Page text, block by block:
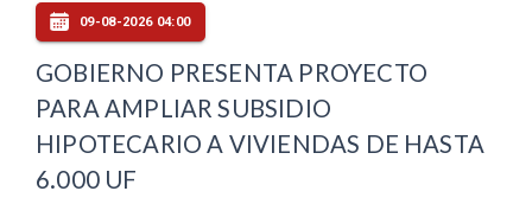
09-08-2026 04:00
GOBIERNO PRESENTA PROYECTO
PARA AMPLIAR SUBSIDIO
HIPOTECARIO A VIVIENDAS DE HASTA
6.000 UF